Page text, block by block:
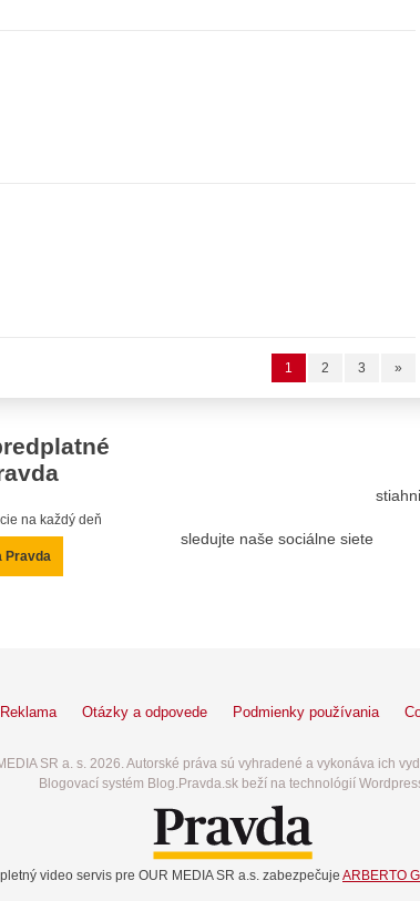
1 2 3 »
na každý deň
Pravda
sledujte naše sociálne siete
Reklama Otázky a odpovede Podmienky používania
SR a. s. 2026. Autorské práva sú vyhradené a vykonáva ich
Blogovací systém Blog.Pravda.sk beží na technológií
video servis pre OUR MEDIA SR a.s. zabezpečuje ARBERTO